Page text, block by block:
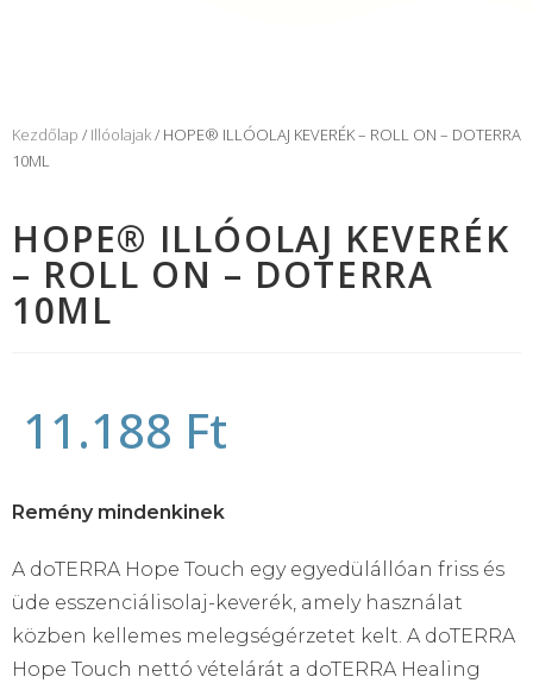
Kezdőlap / Illóolajak/ HOPE® ILLÓOLAJ KEVERÉK – ROLL ON – DOTERRA
10ML
HOPE® ILLÓOLAJ KEVERÉK
– ROLL ON – DOTERRA
10ML
11.188 Ft
Remény mindenkinek
A doTERRA Hope Touch egy egyedülállóan friss és
üde esszenciálisolaj-keverék, amely használat
közben kellemes melegségérzetet kelt. A doTERRA
Hope Touch nettó vételárát a doTERRA Healing